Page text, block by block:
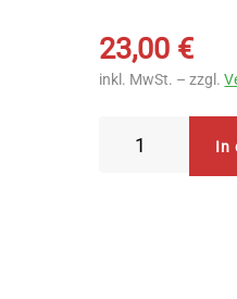
23,00 €
inkl. MwSt. – zzgl.
In